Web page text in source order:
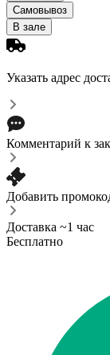
Самовывоз
В зале
Указать адрес
Комментарий к
Добавить
Доставка ~1 час
Бесплатно